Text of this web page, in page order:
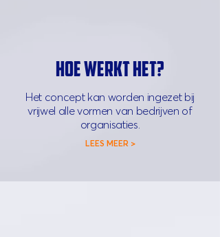
HOE WERKT HET?
Het concept kan worden ingezet bij
vrijwel alle vormen van bedrijven of
organisaties.
LEES MEER >